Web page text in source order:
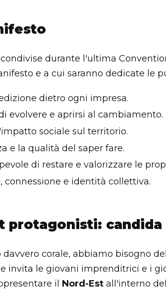
durante l'ultima
e a cui saranno dedicate le
dietro ogni impresa.
evolvere e aprirsi al cambiamento.
sociale sul territorio.
e la qualità del saper fare.
di restare e valorizzare le
connessione e identità collettiva.
protagonisti:
corale, abbiamo bisogno
invita le giovani imprenditrici e i
il Nord-Estall'interno